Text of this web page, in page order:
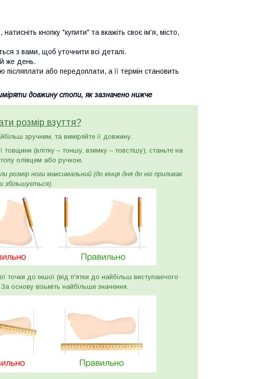
кнопку "купити" та вкажіть своє ім'я, місто,
з вами, щоб уточнити всі деталі.
же день.
або передоплати, а її термін становить
довжину стопи, як зазначено нижче
розмір взуття?
зручним, та виміряйте її довжину.
(влітку – тоншу, взимку – товстішу), станьте на
олівцем або ручкою.
ноги максимальний (до кінця дня до ніг приливає
збільшується).
точки до іншої (від п'ятки до найбільш виступаючого
основу візьміть найбільше значення.